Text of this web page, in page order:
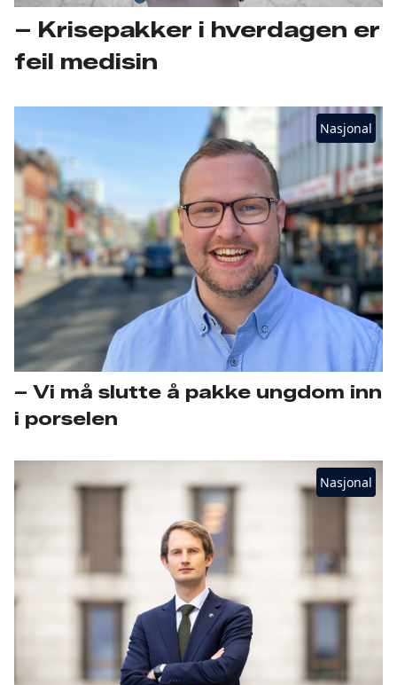
– Krisepakker i hverdagen er
feil medisin
Nasjonal
– Vi må slutte å pakke ungdom inn
i porselen
Nasjonal